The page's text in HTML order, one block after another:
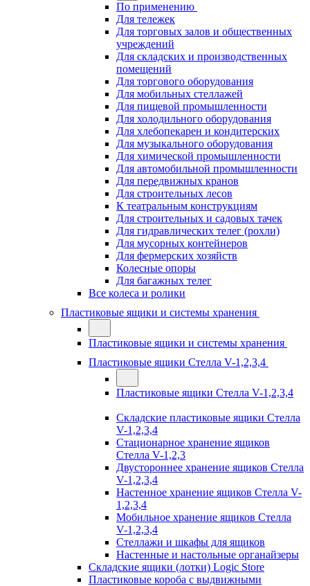
По применению
Для тележек
Для торговых залов и общественных
учреждений
Для складских и производственных
помещений
Для торгового оборудования
Для мобильных стеллажей
Для пищевой промышленности
Для холодильного оборудования
Для хлебопекарен и кондитерских
Для музыкального оборудования
Для химической промышленности
Для автомобильной промышленности
Для передвижных кранов
Для строительных лесов
К театральным конструкциям
Для строительных и садовых тачек
Для гидравлических телег (рохли)
Для мусорных контейнеров
Для фермерских хозяйств
Колесные опоры
Для багажных телег
Все колеса и ролики
Пластиковые ящики и системы хранения
Пластиковые ящики и системы хранения
Пластиковые ящики Стелла V-1,2,3,4
Пластиковые ящики Стелла V-1,2,3,4
Складские пластиковые ящики Стелла
V-1,2,3,4
Стационарное хранение ящиков
Стелла V-1,2,3
Двустороннее хранение ящиков Стелла
V-1,2,3,4
Настенное хранение ящиков Стелла V-
1,2,3,4
Мобильное хранение ящиков Стелла
V-1,2,3,4
Стеллажи и шкафы для ящиков
Настенные и настольные органайзеры
Складские ящики (лотки) Logiс Store
Пластиковые короба с выдвижными